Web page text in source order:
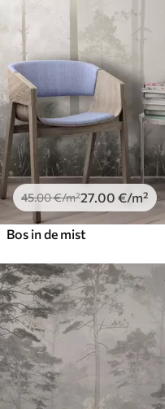
45.00€/m²27 .00 €/m²
Bos in de mist